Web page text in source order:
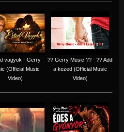
vagyok - Gerry
(Official Music
Video)
?? Gerry Music ?? - ?? Add
a kezed (Official Music
Video)